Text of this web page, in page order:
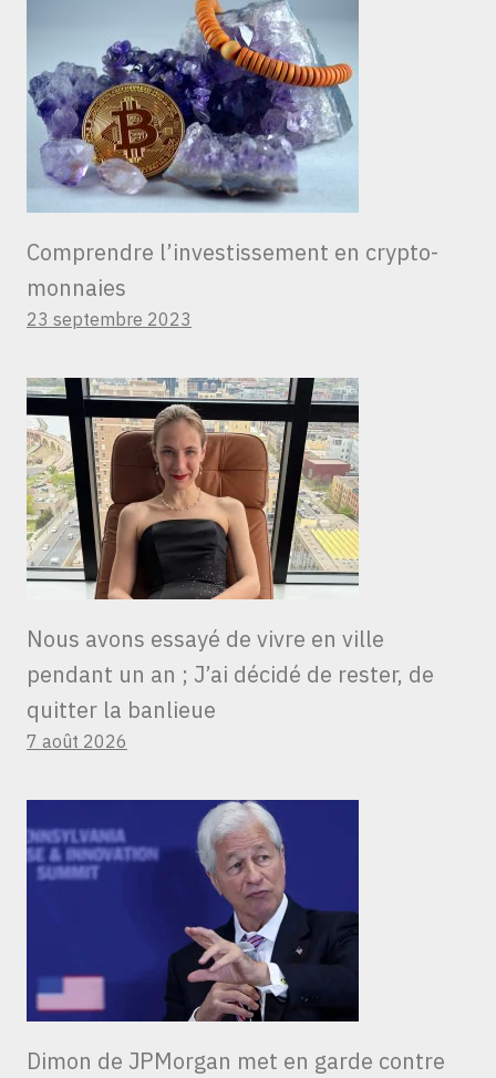
Comprendre l’investissement en crypto-
monnaies
23 septembre 2023
Nous avons essayé de vivre en ville
pendant un an ; J’ai décidé de rester, de
quitter la banlieue
7 août 2026
Dimon de JPMorgan met en garde contre